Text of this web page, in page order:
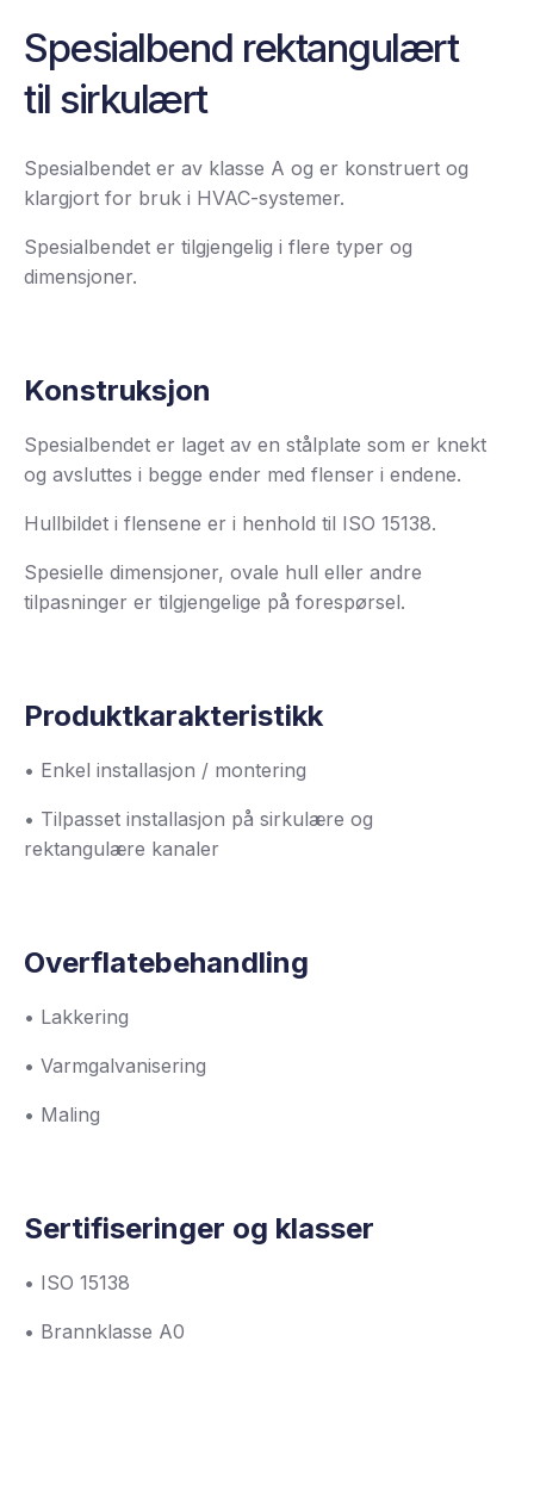
Spesialbend rektangulært
til sirkulært
Spesialbendet er av klasse A og er konstruert og
klargjort for bruk i HVAC-systemer.
Spesialbendet er tilgjengelig i flere typer og
dimensjoner.
Konstruksjon
Spesialbendet er laget av en stålplate som er knekt
og avsluttes i begge ender med flenser i endene.
Hullbildet i flensene er i henhold til ISO 15138.
Spesielle dimensjoner, ovale hull eller andre
tilpasninger er tilgjengelige på forespørsel.
Produktkarakteristikk
• Enkel installasjon / montering
• Tilpasset installasjon på sirkulære og
rektangulære kanaler
Overflatebehandling
• Lakkering
• Varmgalvanisering
• Maling
Sertifiseringer og klasser
• ISO 15138
• Brannklasse A0